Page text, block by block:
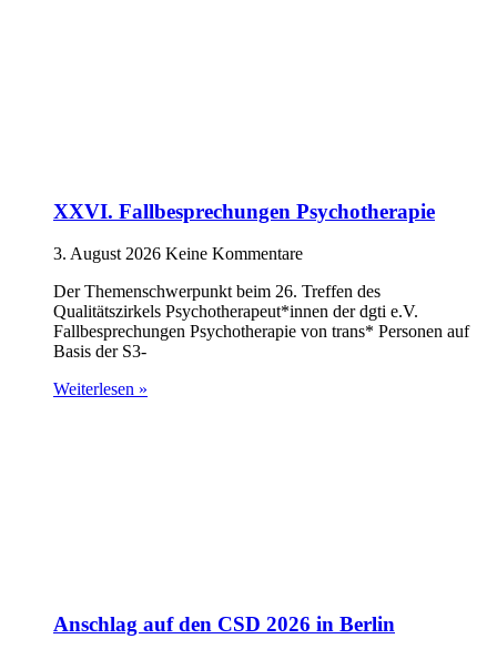
XXVI. Fallbesprechungen Psychotherapie
3. August 2026 Keine Kommentare
Der Themenschwerpunkt beim 26. Treffen des
Qualitätszirkels Psychotherapeut*innen der dgti e.V.
Fallbesprechungen Psychotherapie von trans* Personen auf
Basis der S3-
Weiterlesen »
Anschlag auf den CSD 2026 in Berlin